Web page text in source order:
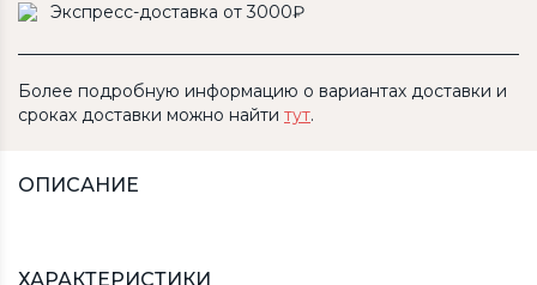
Экспресс-доставка от 3000₽
Более подробную информацию о вариантах доставки и
сроках доставки можно найти тут.
ОПИСАНИЕ
ХАРАКТЕРИСТИКИ